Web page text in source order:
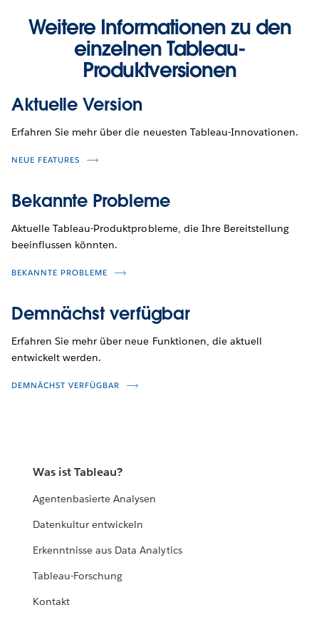
Weitere Informationen zu den
einzelnen Tableau-
Produktversionen
Aktuelle Version
Erfahren Sie mehr über die neuesten Tableau-Innovationen.
NEUE FEATURES
Bekannte Probleme
Aktuelle Tableau-Produktprobleme, die Ihre Bereitstellung
beeinflussen könnten.
BEKANNTE PROBLEME
Demnächst verfügbar
Erfahren Sie mehr über neue Funktionen, die aktuell
entwickelt werden.
DEMNÄCHST VERFÜGBAR
Was ist Tableau?
Agentenbasierte Analysen
Datenkultur entwickeln
Erkenntnisse aus Data Analytics
Tableau-Forschung
Kontakt